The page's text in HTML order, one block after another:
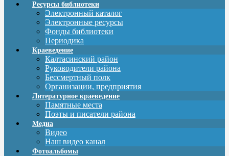
Ресурсы библиотеки
Электронный каталог
Электронные ресурсы
Фонды библиотеки
Периодика
Краеведение
Калтасинский район
Руководители района
Бессмертный полк
Организации, предприятия
Литературное краеведение
Памятные места
Поэты и писатели района
Медиа
Видео
Наш видео канал
Фотоальбомы